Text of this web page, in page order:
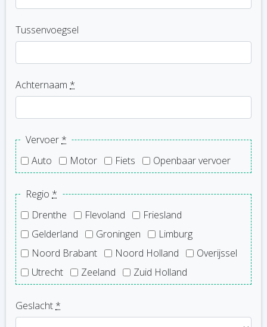
Tussenvoegsel
Achternaam *
Vervoer *
Auto
Motor Fiets Openbaar vervoer
Regio *
Drenthe
Flevoland
Friesland
Gelderland
Groningen
Limburg
Noord Brabant
Noord Holland
Overijssel
Utrecht
Zeeland Zuid Holland
Geslacht *